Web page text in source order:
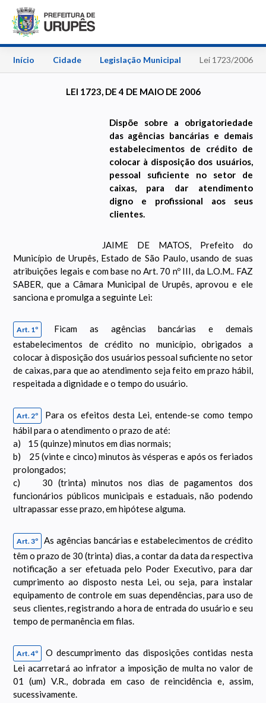
Início Cidade Legislação Municipal Lei 1723/2006
LEI 1723, DE 4 DE MAIO DE 2006
Dispõe sobre a obrigatoriedade
das agências bancárias e demais
estabelecimentos de crédito de
colocar à disposição dos usuários,
pessoal suficiente no setor de
caixas, para dar atendimento
digno e profissional aos seus
clientes.
JAIME DE MATOS, Prefeito do
Município de Urupês, Estado de São Paulo, usando de suas
atribuições legais e com base no Art. 70 nº III, da L.O.M.. FAZ
SABER, que a Câmara Municipal de Urupês, aprovou e ele
sanciona e promulga a seguinte Lei:
Art. 1º
Ficam as agências bancárias e demais
estabelecimentos de crédito no município, obrigados a
colocar à disposição dos usuários pessoal suficiente no setor
de caixas, para que ao atendimento seja feito em prazo hábil,
respeitada a dignidade e o tempo do usuário.
Art. 2º
Para os efeitos desta Lei, entende-se como tempo
hábil para o atendimento o prazo de até:
a) 15 (quinze) minutos em dias normais;
b) 25 (vinte e cinco) minutos às vésperas e após os feriados
prolongados;
c) 30 (trinta) minutos nos dias de pagamentos dos
funcionários públicos municipais e estaduais, não podendo
ultrapassar esse prazo, em hipótese alguma.
Art. 3º
As agências bancárias e estabelecimentos de crédito
têm o prazo de 30 (trinta) dias, a contar da data da respectiva
notificação a ser efetuada pelo Poder Executivo, para dar
cumprimento ao disposto nesta Lei, ou seja, para instalar
equipamento de controle em suas dependências, para uso de
seus clientes, registrando a hora de entrada do usuário e seu
tempo de permanência em filas.
Art. 4º
O descumprimento das disposições contidas nesta
Lei acarretará ao infrator a imposição de multa no valor de
01 (um) V.R., dobrada em caso de reincidência e, assim,
sucessivamente.